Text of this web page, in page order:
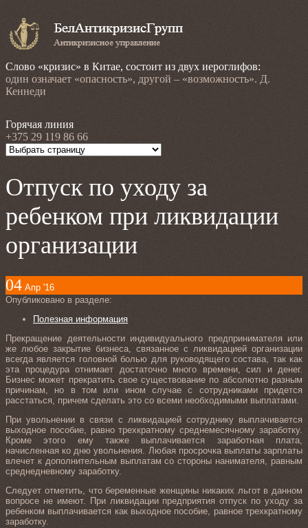
Слово «кризис» в Китае, состоит из двух иероглифов:
один означает «опасность», другой – «возможность». Д.
Кеннеди
Горячая линия
+375 29 119 86 66
Отпуск по уходу за
ребенком при ликвидации
организации
04 Апр '16
Опубликовано в разделе:
Полезная информация
Прекращение деятельности индивидуального предпринимателя или
же любое закрытие бизнеса, связанное с ликвидацией организации
всегда является головной болью для руководящего состава, так как
эта процедура отнимает достаточно много времени, сил и денег.
Бизнес может прекратить свое существование по абсолютно разным
причинам, но в том или ином случае с сотрудниками придется
расстаться, причем сделать это со всеми необходимыми выплатами.
При увольнении в связи с ликвидацией сотруднику выплачивается
выходное пособие, равно трехкратному среднемесячному заработку.
Кроме этого ему также выплачивается заработная плата,
начисленная ко дню увольнения. Любая просрочка выплаты зарплаты
влечет к дополнительным выплатам со стороны нанимателя, равным
среднедневному заработку.
Следует отметить, что беременные женщины никаких льгот в данном
вопросе не имеют. При ликвидации предприятия отпуск по уходу за
ребенком выплачивается как выходное пособие, равное трехкратному
заработку.